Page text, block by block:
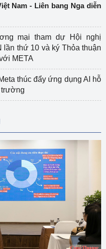
Nam - Liên bang Nga diễn
mại tham dự Hội nghị
thứ 10 và ký Thỏa thuận
META
thúc đẩy ứng dụng AI hỗ
trường